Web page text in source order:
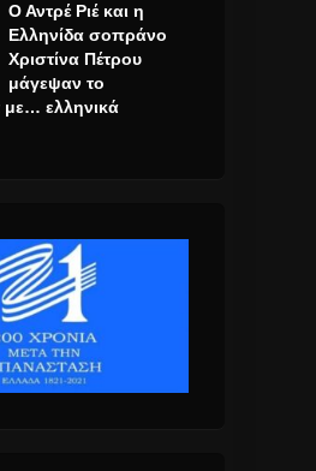
Ο Αντρέ Ριέ και η
Ελληνίδα σοπράνο
Χριστίνα Πέτρου
μάγεψαν το
με… ελληνικά